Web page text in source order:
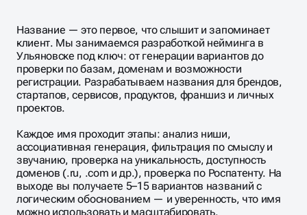
Название — это первое, что слышит и запоминает
клиент. Мы занимаемся разработкой нейминга в
Ульяновске под ключ: от генерации вариантов до
проверки по базам, доменам и возможности
регистрации. Разрабатываем названия для брендов,
стартапов, сервисов, продуктов, франшиз и личных
проектов.
Каждое имя проходит этапы: анализ ниши,
ассоциативная генерация, фильтрация по смыслу и
звучанию, проверка на уникальность, доступность
доменов (.ru, .com и др.), проверка по Роспатенту. На
выходе вы получаете 5–15 вариантов названий с
логическим обоснованием — и уверенность, что имя
можно использовать и масштабировать.